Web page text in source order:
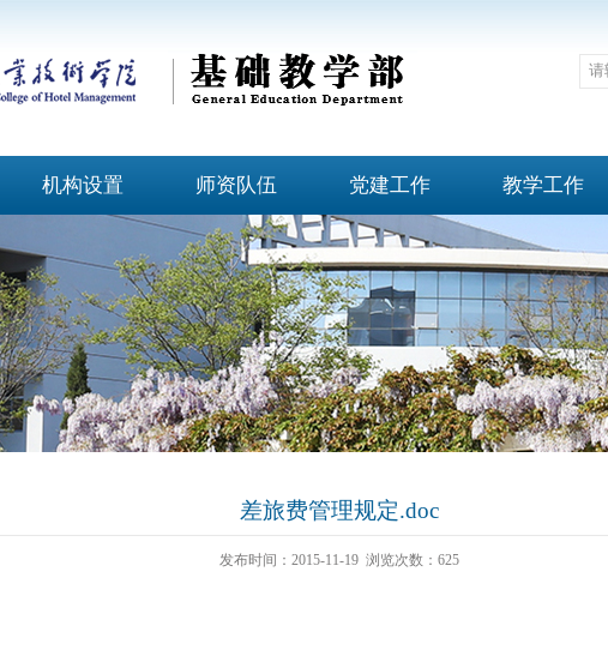
机构设置 师资队伍 党建工作 教学工作
差旅费管理规定.doc
发布时间：2015-11-19 浏览次数： 625